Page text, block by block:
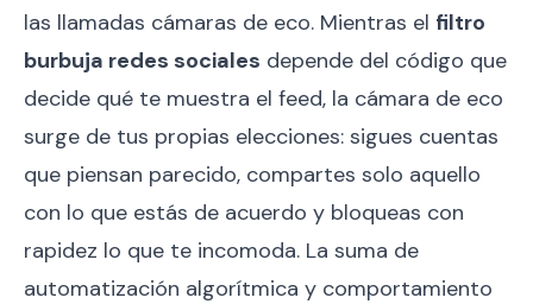
las llamadas cámaras de eco. Mientras el filtro
burbuja redes sociales depende del código que
decide qué te muestra el feed, la cámara de eco
surge de tus propias elecciones: sigues cuentas
que piensan parecido, compartes solo aquello
con lo que estás de acuerdo y bloqueas con
rapidez lo que te incomoda. La suma de
automatización algorítmica y comportamiento